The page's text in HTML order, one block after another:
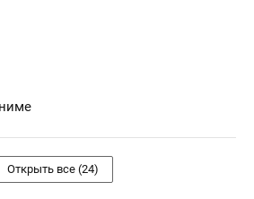
Открыть все (24)